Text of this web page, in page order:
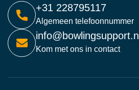
+31 228795117
Algemeen telefoonnummer
info@bowlingsupport.nl
Kom met ons in contact